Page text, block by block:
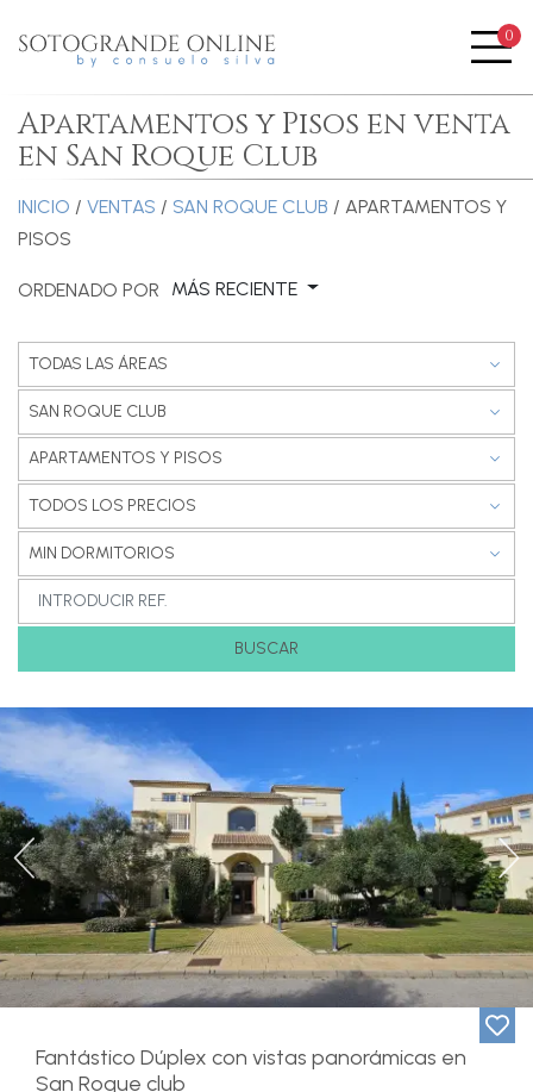
0
Apartamentos y Pisos en venta
en San Roque Club
INICIO / VENTAS / SAN ROQUE CLUB / APARTAMENTOS Y
PISOS
ORDENADO POR MÁS RECIENTE
Previous
Fantástico Dúplex con vistas panorámicas en
San Roque club
TODAS LAS ÁREAS
SAN ROQUE CLUB
APARTAMENTOS Y PISOS
TODOS LOS PRECIOS
MIN DORMITORIOS
BUSCAR